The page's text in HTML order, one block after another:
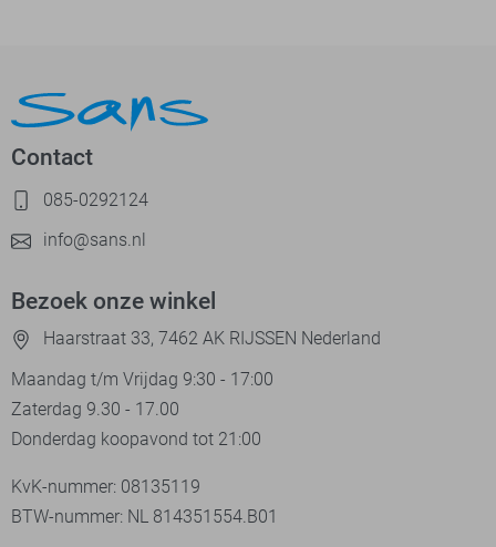
Contact
085-0292124
info@sans.nl
Bezoek onze winkel
Haarstraat 33, 7462 AK RIJSSEN Nederland
Maandag t/m Vrijdag 9:30 - 17:00
Zaterdag 9.30 - 17.00
Donderdag koopavond tot 21:00
KvK-nummer: 08135119
BTW-nummer: NL 814351554.B01